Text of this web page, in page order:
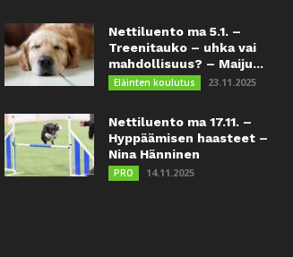
Nettiluento ma 5.1. –
Treenitauko – uhka vai
mahdollisuus? – Maiju...
Eläinten koulutus 23.11.2025
Nettiluento ma 17.11. –
Hyppäämisen haasteet –
Nina Hänninen
PRO 14.11.2025